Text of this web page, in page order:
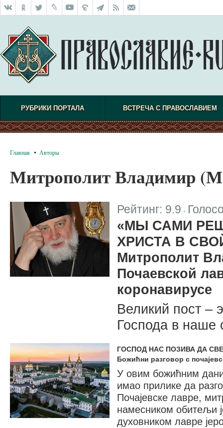
РУБРИКИ ПОРТАЛА ВСТРЕЧА С ПРАВОСЛАВИЕМ
Главная Авторы
Митрополит Владимир
Рейтинг: 9.9
«МЫ САМИ
ХРИСТА В
Митрополит
Почаевской
коронавирусе
Великий пост –
Господа в наше
ГОСПОД НАС ПОЗИВА ДА
Божићни разговор с
У овим божићним
имао прилике да
Почајевске лавре,
намесником обитељи
духовником лавре